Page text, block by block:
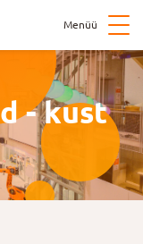
Menüü
- kust